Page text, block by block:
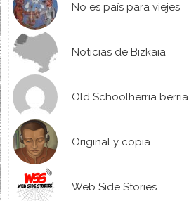
No es país para viejes
Noticias de Bizkaia
Old Schoolherria berria
Original y copia
Web Side Stories